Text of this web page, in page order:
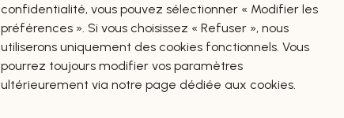
confidentialité, vous pouvez sélectionner « Modifier les
préférences ». Si vous choisissez « Refuser », nous
utiliserons uniquement des cookies fonctionnels. Vous
pourrez toujours modifier vos paramètres
ultérieurement via notre page dédiée aux cookies.